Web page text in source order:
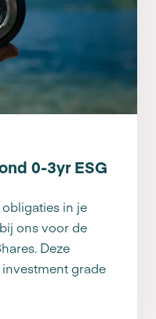
0-3yr ESG
in je
ons voor de
Deze
grade